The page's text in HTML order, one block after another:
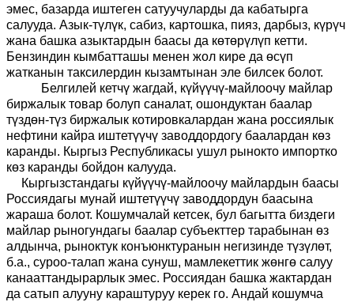
эмес, базарда иштеген сатуучуларды да кабатырга
салууда. Азык-түлүк, сабиз, картошка, пияз, дарбыз, күрүч
жана башка азыктардын баасы да көтөрүлүп кетти.
Бензиндин кымбатташы менен жол кире да өсүп
жатканын таксилердин кызамтынан эле билсек болот.
Белгилей кетчү жагдай, күйүүчү-майлоочу майлар
биржалык товар болуп саналат, ошондуктан баалар
түздөн-түз биржалык котировкалардан жана россиялык
нефтини кайра иштетүүчү заводдордогу баалардан көз
каранды. Кыргыз Республикасы ушул рынокто импортко
көз каранды бойдон калууда.
Кыргызстандагы күйүүчү-майлоочу майлардын баасы
Россиядагы мунай иштетүүчү заводдордун баасына
жараша болот. Кошумчалай кетсек, бул багытта биздеги
майлар рыногундагы баалар субъекттер тарабынан өз
алдынча, рыноктук конъюнктуранын негизинде түзүлөт,
б.а., суроо-талап жана сунуш, мамлекеттик жөнгө салуу
канааттандырарлык эмес. Россиядан башка жактардан
да сатып алууну караштуруу керек го. Андай кошумча